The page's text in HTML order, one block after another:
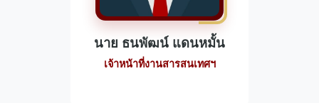
นาย ธนพัฒน์ แดนหมั้น
เจ้าหน้าที่งานสารสนเทศฯ